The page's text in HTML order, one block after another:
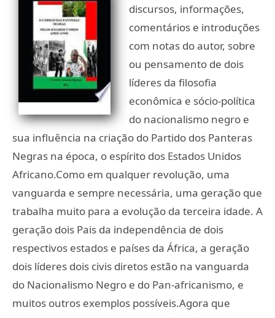
discursos, informações,
comentários e introduções
com notas do autor, sobre
ou pensamento de dois
líderes da filosofia
econômica e sócio-política
do nacionalismo negro e
sua influência na criação do Partido dos Panteras
Negras na época, o espírito dos Estados Unidos
Africano.Como em qualquer revolução, uma
vanguarda e sempre necessária, uma geração que
trabalha muito para a evolução da terceira idade. A
geração dois Pais da independência de dois
respectivos estados e países da África, a geração
dois líderes dois civis diretos estão na vanguarda
do Nacionalismo Negro e do Pan-africanismo, e
muitos outros exemplos possíveis.Agora que